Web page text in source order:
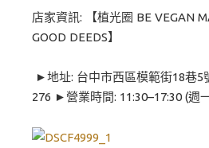
店家資訊: 【植光圈 BE VEGAN
GOOD DEEDS】
►地址: 台中市西區模範街18巷
276 ►營業時間: 11:30–17:30 (週